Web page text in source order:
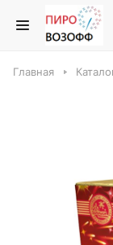
Главная